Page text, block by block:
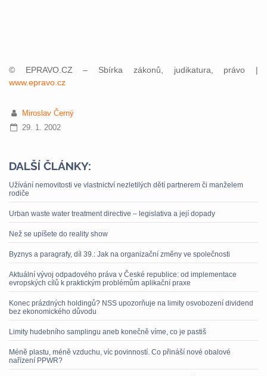
© EPRAVO.CZ – Sbírka zákonů, judikatura, právo |
www.epravo.cz
Miroslav Černý
29. 1. 2002
DALŠÍ ČLÁNKY:
Užívání nemovitosti ve vlastnictví nezletilých dětí partnerem či manželem
rodiče
Urban waste water treatment directive – legislativa a její dopady
Než se upíšete do reality show
Byznys a paragrafy, díl 39.: Jak na organizační změny ve společnosti
Aktuální vývoj odpadového práva v České republice: od implementace
evropských cílů k praktickým problémům aplikační praxe
Konec prázdných holdingů? NSS upozorňuje na limity osvobození dividend
bez ekonomického důvodu
Limity hudebního samplingu aneb konečně víme, co je pastiš
Méně plastu, méně vzduchu, víc povinností. Co přináší nové obalové
nařízení PPWR?